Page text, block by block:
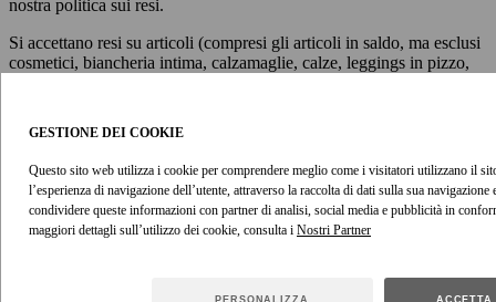
GESTIONE DEI COOKIE
Questo sito web utilizza i cookie per comprendere meglio come i visitatori utilizzano il
l’esperienza di navigazione dell’utente, attraverso la raccolta di dati sulla sua
condividere queste informazioni con partner di analisi, social media e pubblicità in
maggiori dettagli sull’utilizzo dei cookie, consulta i
PERSONALIZZA
nostra politica sui resi.
Si accettano resi su articoli (compresi gli articoli in saldo, ma esclusi
cosmetici, biancheria intima, calzamaglie, calze, leggings in pizzo,
accettati. Si consiglia di provare tutti gli articoli acquistati non
appena ricevuti, così da disporre di tempo sufficiente per effettuare
un eventuale reso.
Visualizza la politica sui resi